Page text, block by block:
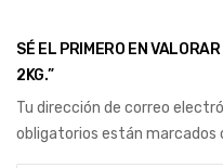
SÉ EL PRIMERO EN
2KG.”
Tu dirección de correo
obligatorios están marcados